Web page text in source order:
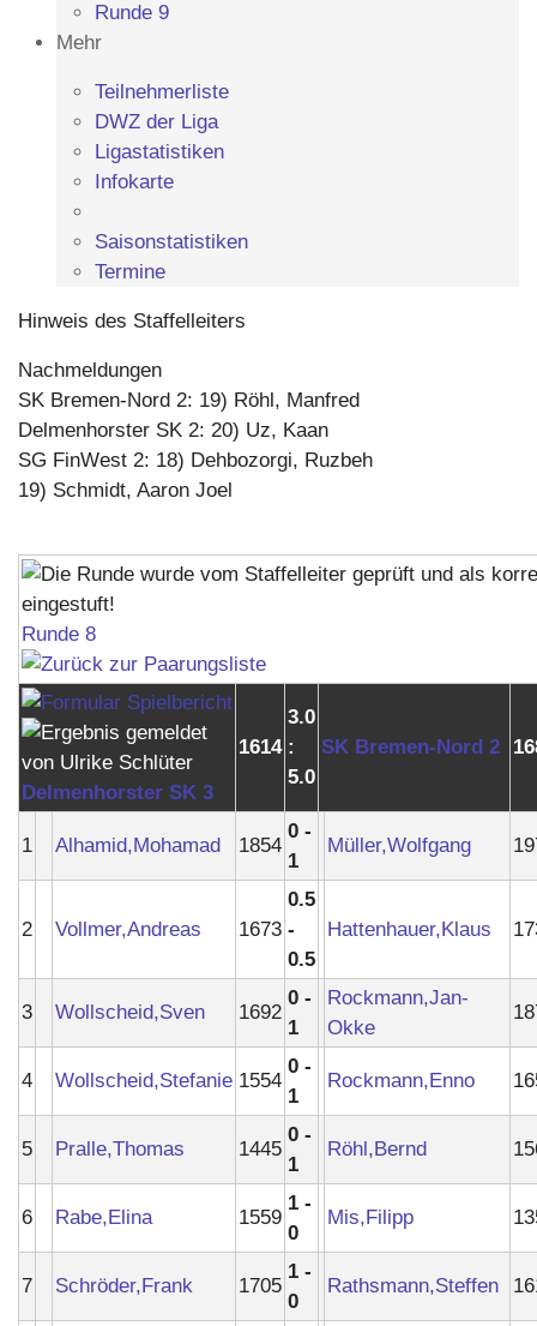
Runde 9
Mehr
Teilnehmerliste
DWZ der Liga
Ligastatistiken
Infokarte
Saisonstatistiken
Termine
Hinweis des Staffelleiters
Nachmeldungen
SK Bremen-Nord 2: 19) Röhl, Manfred
Delmenhorster SK 2: 20) Uz, Kaan
SG FinWest 2: 18) Dehbozorgi, Ruzbeh
19) Schmidt, Aaron Joel
Runde 8
Delmenhorster SK 3
1614
3.0
:
5.0
SK Bremen-Nord 2
1 Alhamid,Mohamad 1854
0 -
1
Müller,Wolfgang
2 Vollmer,Andreas 1673
0.5
-
0.5
Hattenhauer,Klaus
3 Wollscheid,Sven 1692
0 -
1
Rockmann,Jan-
Okke
4 Wollscheid,Stefanie 1554
0 -
1
Rockmann,Enno
5 Pralle,Thomas 1445
0 -
1
Röhl,Bernd
6 Rabe,Elina 1559
1 -
0
Mis,Filipp
7 Schröder,Frank 1705
1 -
0
Rathsmann,Steffen